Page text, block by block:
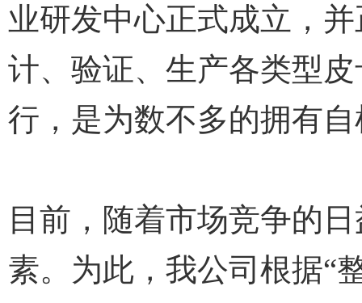
业研发中心正式成立，
计、验证、生产各类型
行，是为数不多的拥有
目前，随着市场竞争的
素。为此，我公司根据“